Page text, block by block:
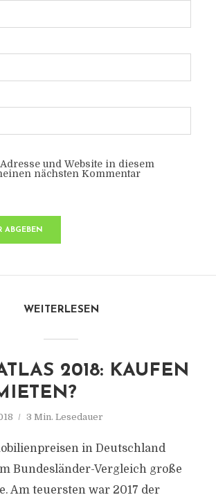
und Website in diesem
nächsten Kommentar
WEITERLESEN
2018: KAUFEN
3 Min. Lesedauer
in Deutschland
Bundesländer-Vergleich große
Am teuersten war 2017 der